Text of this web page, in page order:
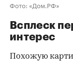
Фото: «Дом.РФ»
Всплеск
интерес
Похожую